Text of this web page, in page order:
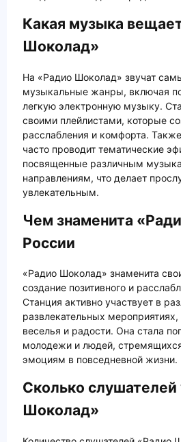
Какая музыка
Шоколад»
На «Радио Шоколад» звучат
музыкальные жанры, включая
легкую электронную музыку.
своими плейлистами, которые
расслабления и комфорта.
часто проводит тематические
посвященные различным
направлениям, что делает
увлекательным.
Чем знаменита
России
«Радио Шоколад» знаменита
создание позитивного и
Станция активно участвует в
развлекательных
веселья и радости. Она стала
молодежи и людей,
эмоциям в повседневной жизни.
Сколько слушателей
Шоколад»